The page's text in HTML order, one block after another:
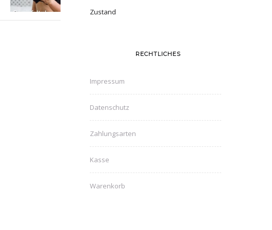
Zustand
RECHTLICHES
Impressum
Datenschutz
Zahlungsarten
Kasse
Warenkorb